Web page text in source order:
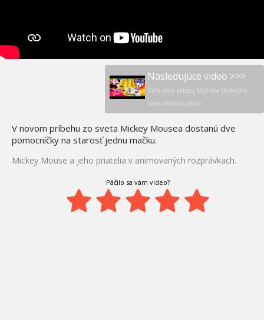
Nasledujúce video >>>
Dom plný zábavy Myšiaka Mickeyho -
Nové dobrodružstvo
V novom príbehu zo sveta Mickey Mousea dostanú dve
pomocníčky na starosť jednu mačku.
Mickey Mouse a jeho priatelia v animovaných rozprávkach.
Páčilo sa vám video?